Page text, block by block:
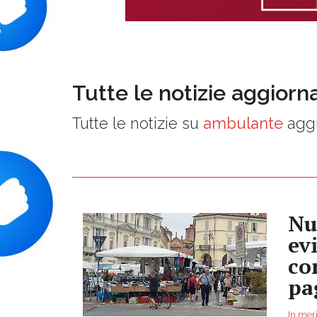
Tutte le notizie
Tutte le notizie su ambulante
In